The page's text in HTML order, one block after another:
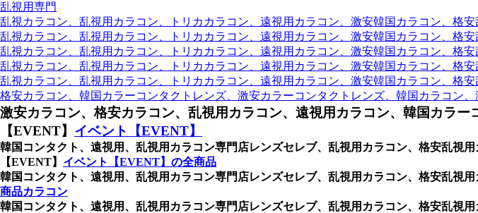
乱視用専門
乱視カラコン、乱視用カラコン、トリカカラコン、遠視用カラコン、激安韓国カラコン、格
乱視カラコン、乱視用カラコン、トリカカラコン、遠視用カラコン、激安韓国カラコン、格
乱視カラコン、乱視用カラコン、トリカカラコン、遠視用カラコン、激安韓国カラコン、格安
乱視カラコン、乱視用カラコン、トリカカラコン、遠視用カラコン、激安韓国カラコン、格安
乱視カラコン、乱視用カラコン、トリカカラコン、遠視用カラコン、激安韓国カラコン、格安
格安カラコン、韓国カラーコンタクトレンズ、激安カラーコンタクトレンズ、韓国カラコン、
激安カラコン、格安カラコン、乱視用カラコン、遠視用カラコン、韓国カラ
【EVENT】 イベント【EVENT】
韓国コンタクト、遠視用、乱視用カラコン専門店レンズセレブ、乱視用カラコン、格安乱視
【EVENT】 イベント【EVENT】の全商品
韓国コンタクト、遠視用、乱視用カラコン専門店レンズセレブ、乱視用カラコン、格安乱視
商品カラコン
韓国コンタクト、遠視用、乱視用カラコン専門店レンズセレブ、乱視用カラコン、格安乱視